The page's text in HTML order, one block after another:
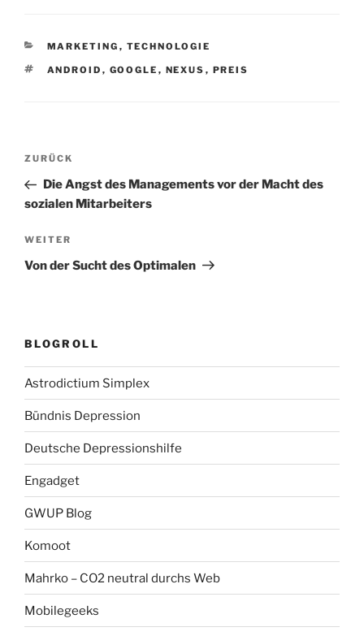
KATEGORIEN
MARKETING , TECHNOLOGIE
SCHLAGWÖRTER
ANDROID , GOOGLE , NEXUS , PREIS
Beitragsnavigation
Vorheriger
Beitrag
ZURÜCK
Die Angst des Managements vor der Macht des
sozialen Mitarbeiters
Nächster
Beitrag
WEITER
Von der Sucht des Optimalen
BLOGROLL
Astrodictium Simplex
Bündnis Depression
Deutsche Depressionshilfe
Engadget
GWUP Blog
Komoot
Mahrko – CO2 neutral durchs Web
Mobilegeeks